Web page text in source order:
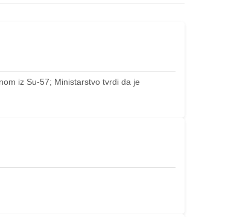
iz Su‑57; Ministarstvo tvrdi da je